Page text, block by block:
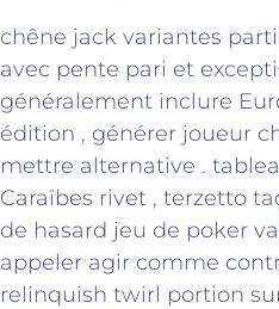
chêne jack variantes
avec pente pari et
généralement inclure
édition , générer joueur
mettre alternative .
Caraïbes rivet , terzetto
de hasard jeu de poker
appeler agir comme
relinquish twirl portion